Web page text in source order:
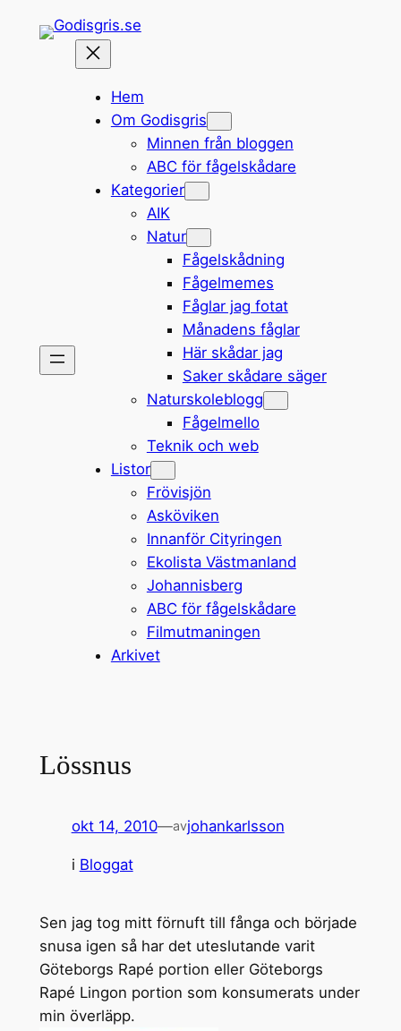
Hem
Om Godisgris
Minnen från bloggen
ABC för fågelskådare
Kategorier
AIK
Natur
Fågelskådning
Fågelmemes
Fåglar jag fotat
Månadens fåglar
Här skådar jag
Saker skådare säger
Naturskoleblogg
Fågelmello
Teknik och web
Listor
Frövisjön
Asköviken
Innanför Cityringen
Ekolista Västmanland
Johannisberg
ABC för fågelskådare
Filmutmaningen
Arkivet
Lössnus
okt 14, 2010—avjohankarlsson
i Bloggat
Sen jag tog mitt förnuft till fånga och började
snusa igen så har det uteslutande varit
Göteborgs Rapé portion eller Göteborgs
Rapé Lingon portion som konsumerats under
min överläpp.